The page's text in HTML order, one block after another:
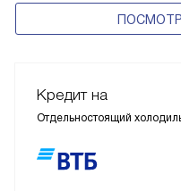
Кредит на
Отдельностоящий